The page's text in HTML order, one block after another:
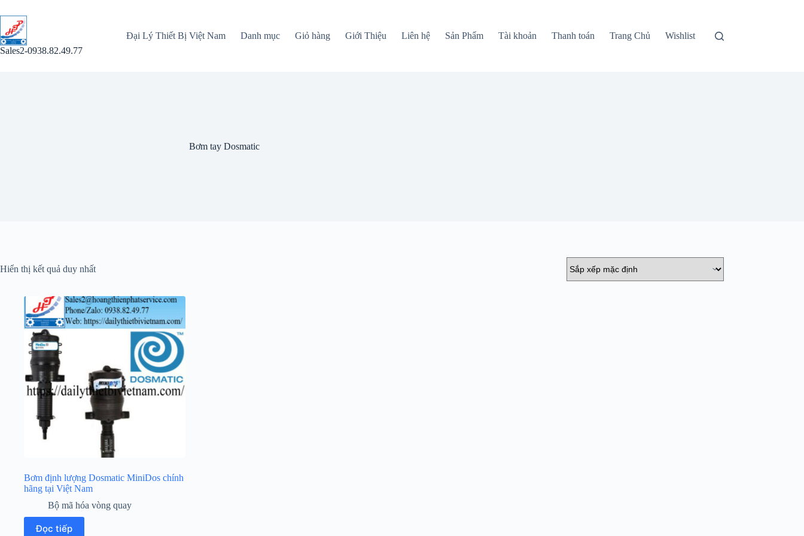
đến
phần
nội
dung
Sales2-0938.82.49.77
Đại Lý Thiết Bị Việt Nam Danh mục Giỏ hàng Giới Thiệu Liên hệ Sản Phẩm Tài khoản Thanh toán Trang Chủ Wishlist
Bơm tay Dosmatic
Hiển thị kết quả duy nhất
Bơm định lượng Dosmatic MiniDos chính
hãng tại Việt Nam
Bộ mã hóa vòng quay
Đọc tiếp